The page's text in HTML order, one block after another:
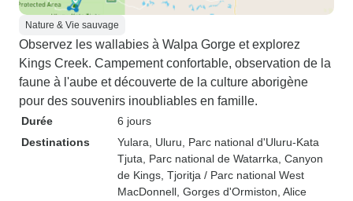
Nature & Vie sauvage
Observez les wallabies à Walpa Gorge et explorez
Kings Creek. Campement confortable, observation de la
faune à l'aube et découverte de la culture aborigène
pour des souvenirs inoubliables en famille.
Durée
6 jours
Destinations
Yulara , Uluru , Parc national d'Uluru-Kata
Tjuta , Parc national de Watarrka , Canyon
de Kings , Tjoritja / Parc national West
MacDonnell , Gorges d'Ormiston , Alice